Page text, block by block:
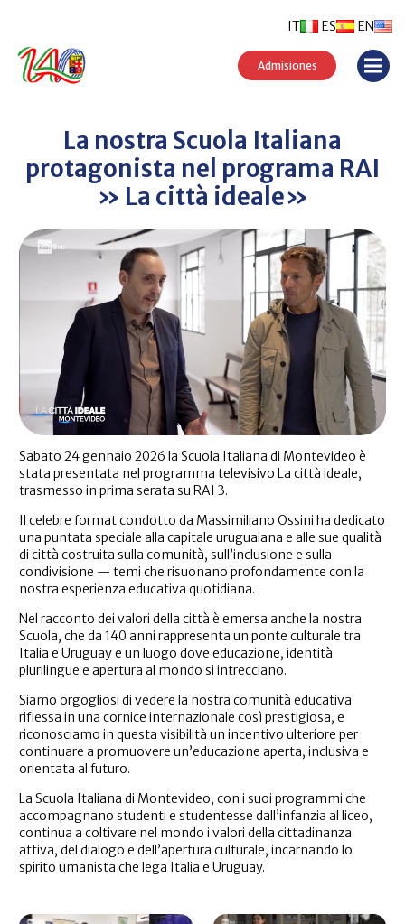
ES EN
IT
Admisiones
La nostra Scuola Italiana
protagonista nel programa RAI
» La città ideale»
Sabato 24 gennaio 2026 la Scuola Italiana di Montevideo è
stata presentata nel programma televisivo La città ideale,
trasmesso in prima serata su RAI 3.
Il celebre format condotto da Massimiliano Ossini ha dedicato
una puntata speciale alla capitale uruguaiana e alle sue qualità
di città costruita sulla comunità, sull’inclusione e sulla
condivisione — temi che risuonano profondamente con la
nostra esperienza educativa quotidiana.
Nel racconto dei valori della città è emersa anche la nostra
Scuola, che da 140 anni rappresenta un ponte culturale tra
Italia e Uruguay e un luogo dove educazione, identità
plurilingue e apertura al mondo si intrecciano.
Siamo orgogliosi di vedere la nostra comunità educativa
riflessa in una cornice internazionale così prestigiosa, e
riconosciamo in questa visibilità un incentivo ulteriore per
continuare a promuovere un’educazione aperta, inclusiva e
orientata al futuro.
La Scuola Italiana di Montevideo, con i suoi programmi che
accompagnano studenti e studentesse dall’infanzia al liceo,
continua a coltivare nel mondo i valori della cittadinanza
attiva, del dialogo e dell’apertura culturale, incarnando lo
spirito umanista che lega Italia e Uruguay.